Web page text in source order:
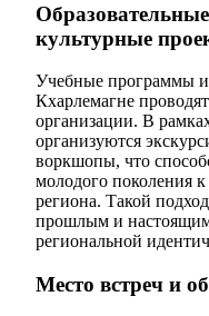
культурные
Учебные программы и
Кхарлемагне
организации. В
организуются
воркшопы, что
молодого поколения
региона. Такой
прошлым и
региональной
Место встреч и